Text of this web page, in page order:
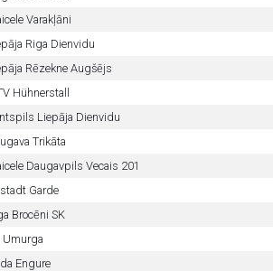
Varakļāni
Riga Dienvidu
Rēzekne Augšējs
Hühnerstall
Liepāja Dienvidu
Trikāta
Daugavpils Vecais 201
Garde
Brocēni SK
Umurga
Engure